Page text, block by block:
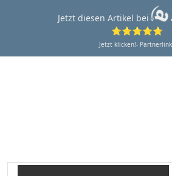
Jetzt diesen Artikel bei
⭐⭐⭐⭐⭐
Jetzt klicken!-